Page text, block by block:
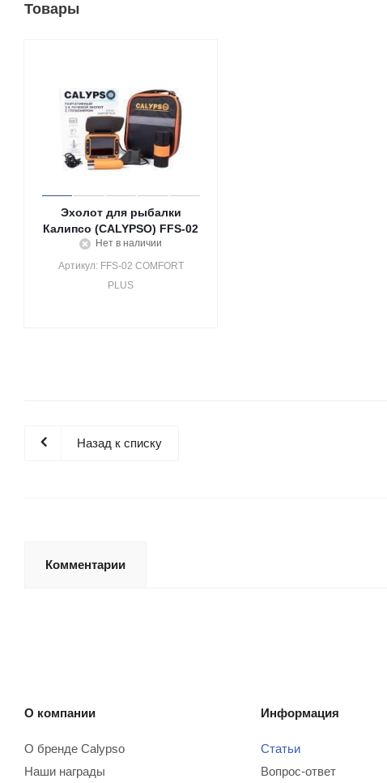
Товары
Эхолот для рыбалки
Калипсо (CALYPSO) FFS-02
Нет в наличии
Артикул: FFS-02 COMFORT
PLUS
Назад к списку
Комментарии
О компании
О бренде Calypso
Наши награды
Информация
Статьи
Вопрос-ответ